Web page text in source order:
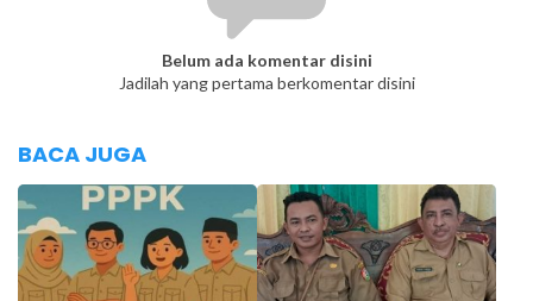
Belum ada komentar disini
Jadilah yang pertama berkomentar disini
BACA JUGA